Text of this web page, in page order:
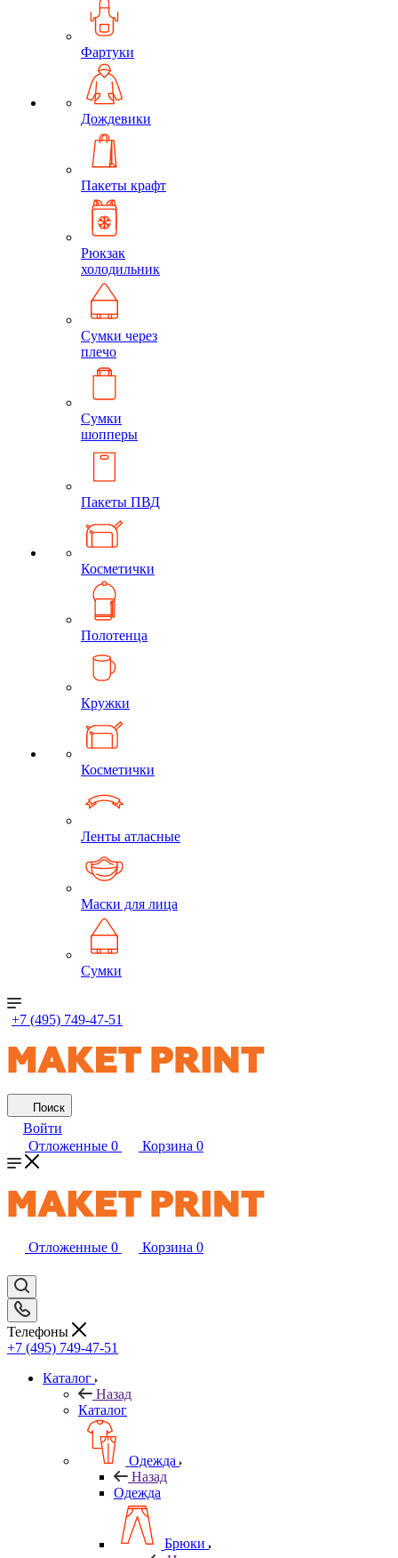
Фартуки
Дождевики
Пакеты крафт
Рюкзак
холодильник
Сумки через
плечо
Сумки
шопперы
Пакеты ПВД
Косметички
Полотенца
Кружки
Косметички
Ленты атласные
Маски для лица
Сумки
+7 (495) 749-47-51
Поиск
Войти
Отложенные 0 Корзина 0
Отложенные 0 Корзина 0
Телефоны
+7 (495) 749-47-51
Каталог
Назад
Каталог
Одежда
Назад
Одежда
Брюки